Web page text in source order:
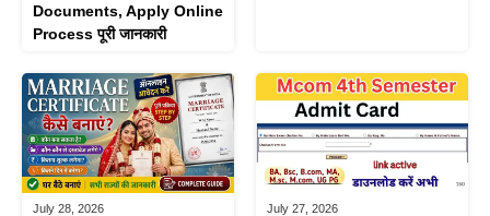
Documents, Apply Online
Process पूरी जानकारी
July 28, 2026 July 27, 2026